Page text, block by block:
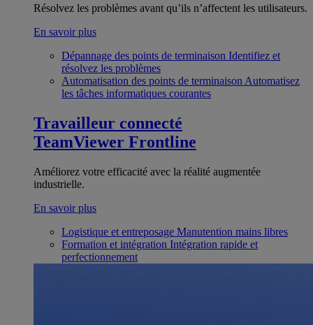
Résolvez les problèmes avant qu’ils n’affectent les utilisateurs.
En savoir plus
Dépannage des points de terminaison Identifiez et
résolvez les problèmes
Automatisation des points de terminaison Automatisez
les tâches informatiques courantes
Travailleur connecté
TeamViewer Frontline
Améliorez votre efficacité avec la réalité augmentée
industrielle.
En savoir plus
Logistique et entreposage Manutention mains libres
Formation et intégration Intégration rapide et
perfectionnement